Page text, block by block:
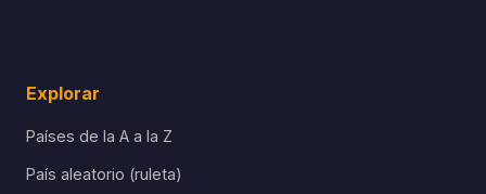
Explorar
Países de la A a la Z
País aleatorio (ruleta)